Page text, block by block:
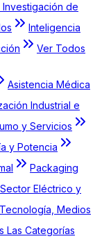
de
Inteligencia
Ver Todos
Asistencia Médica
Industrial e
y Servicios
y Potencia
Packaging
Sector Eléctrico y
Tecnología, Medios
Las Categorías